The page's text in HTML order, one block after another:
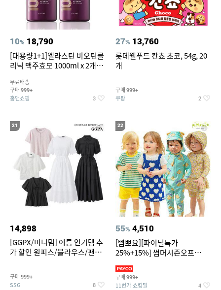
10% 18,790
[대용량1+1]엘라스틴 비오틴클
리닉 맥주효모 1000ml x 2개
무료배송
구매 999+
홈앤쇼핑 3
27% 13,760
롯데웰푸드 칸쵸 초코, 54g, 20
개
구매 999+
쿠팡 2
21
14,898
[GGPX/미니멈] 여름 인기템 추
가 할인 원피스/블라우스/팬츠
구매 999+
SSG 8
22
55% 4,510
[삠뽀요][파이널특가
25%+15%] 썸머시즌오프
영복/티셔츠/
구매 999+
11번가 쇼킹딜 4